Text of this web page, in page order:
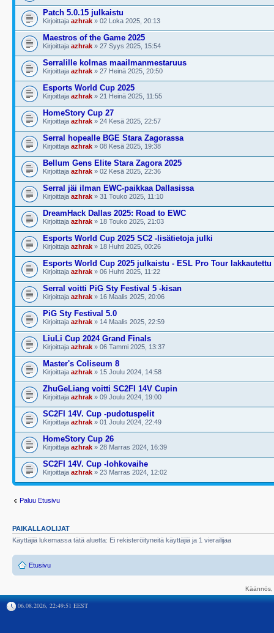
Patch 5.0.15 julkaistu
Kirjoittaja azhrak » 02 Loka 2025, 20:13
Maestros of the Game 2025
Kirjoittaja azhrak » 27 Syys 2025, 15:54
Serralille kolmas maailmanmestaruus
Kirjoittaja azhrak » 27 Heinä 2025, 20:50
Esports World Cup 2025
Kirjoittaja azhrak » 21 Heinä 2025, 11:55
HomeStory Cup 27
Kirjoittaja azhrak » 24 Kesä 2025, 22:57
Serral hopealle BGE Stara Zagorassa
Kirjoittaja azhrak » 08 Kesä 2025, 19:38
Bellum Gens Elite Stara Zagora 2025
Kirjoittaja azhrak » 02 Kesä 2025, 22:36
Serral jäi ilman EWC-paikkaa Dallasissa
Kirjoittaja azhrak » 31 Touko 2025, 11:10
DreamHack Dallas 2025: Road to EWC
Kirjoittaja azhrak » 18 Touko 2025, 21:03
Esports World Cup 2025 SC2 -lisätietoja julki
Kirjoittaja azhrak » 18 Huhti 2025, 00:26
Esports World Cup 2025 julkaistu - ESL Pro Tour lakkautettu
Kirjoittaja azhrak » 06 Huhti 2025, 11:22
Serral voitti PiG Sty Festival 5 -kisan
Kirjoittaja azhrak » 16 Maalis 2025, 20:06
PiG Sty Festival 5.0
Kirjoittaja azhrak » 14 Maalis 2025, 22:59
LiuLi Cup 2024 Grand Finals
Kirjoittaja azhrak » 06 Tammi 2025, 13:37
Master's Coliseum 8
Kirjoittaja azhrak » 15 Joulu 2024, 14:58
ZhuGeLiang voitti SC2FI 14V Cupin
Kirjoittaja azhrak » 09 Joulu 2024, 19:00
SC2FI 14V. Cup -pudotuspelit
Kirjoittaja azhrak » 01 Joulu 2024, 22:49
HomeStory Cup 26
Kirjoittaja azhrak » 28 Marras 2024, 16:39
SC2FI 14V. Cup -lohkovaihe
Kirjoittaja azhrak » 23 Marras 2024, 12:02
Paluu Etusivu
PAIKALLAOLIJAT
Käyttäjiä lukemassa tätä aluetta: Ei rekisteröityneitä käyttäjiä ja 1 vierailijaa
Etusivu
06.08.2026, 22:49:51 EEST